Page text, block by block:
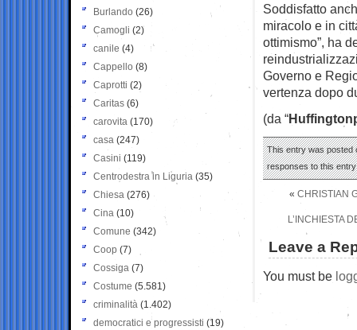
Soddisfatto
miracolo e in
ottimismo”, ha
Governo e
vertenza dopo
(da “
This entry was posted
responses to this
« CHRISTIAN
L’INCHIESTA
Leave a
You must be
Burlando (26)
Camogli (2)
canile (4)
Cappello (8)
Caprotti (2)
Caritas (6)
carovita (170)
casa (247)
Casini (119)
Centrodestra in Liguria (35)
Chiesa (276)
Cina (10)
Comune (342)
Coop (7)
Cossiga (7)
Costume (5.581)
criminalità (1.402)
democratici e progressisti (19)